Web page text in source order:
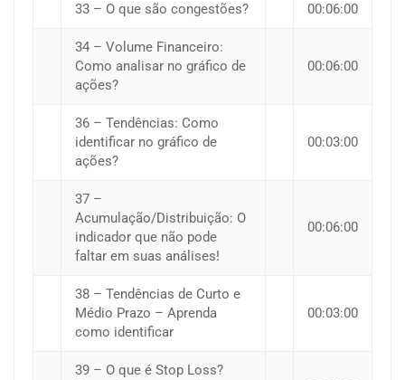
33 – O que são congestões? 00:06:00
34 – Volume Financeiro:
Como analisar no gráfico de
ações?
00:06:00
36 – Tendências: Como
identificar no gráfico de
ações?
00:03:00
37 –
Acumulação/Distribuição: O
indicador que não pode
faltar em suas análises!
00:06:00
38 – Tendências de Curto e
Médio Prazo – Aprenda
como identificar
00:03:00
39 – O que é Stop Loss?